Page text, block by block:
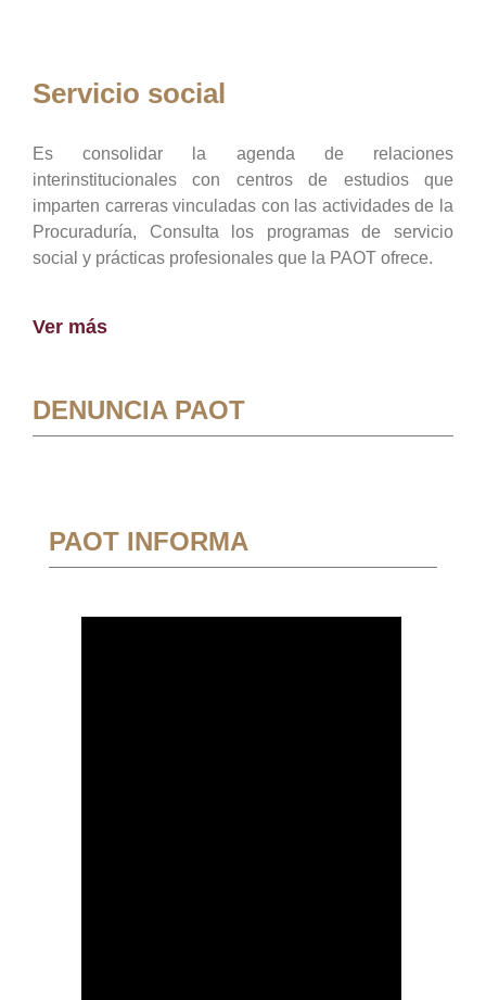
Servicio social
Es consolidar la agenda de relaciones
interinstitucionales con centros de estudios que
imparten carreras vinculadas con las actividades de la
Procuraduría, Consulta los programas de servicio
social y prácticas profesionales que la PAOT ofrece.
Ver más
DENUNCIA PAOT
PAOT INFORMA